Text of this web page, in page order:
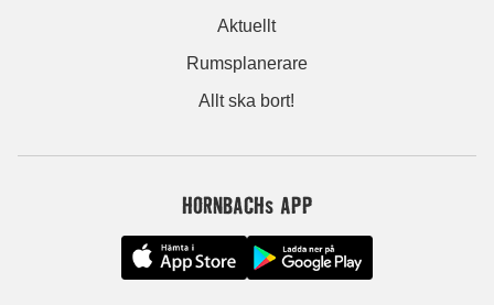
Aktuellt
Rumsplanerare
Allt ska bort!
HORNBACHs APP